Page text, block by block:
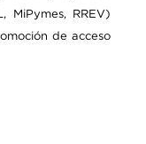
MiPymes, RREV)
de acceso